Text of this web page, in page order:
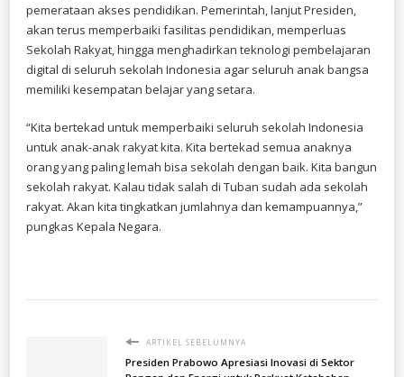
pemerataan akses pendidikan. Pemerintah, lanjut Presiden,
akan terus memperbaiki fasilitas pendidikan, memperluas
Sekolah Rakyat, hingga menghadirkan teknologi pembelajaran
digital di seluruh sekolah Indonesia agar seluruh anak bangsa
memiliki kesempatan belajar yang setara.
“Kita bertekad untuk memperbaiki seluruh sekolah Indonesia
untuk anak-anak rakyat kita. Kita bertekad semua anaknya
orang yang paling lemah bisa sekolah dengan baik. Kita bangun
sekolah rakyat. Kalau tidak salah di Tuban sudah ada sekolah
rakyat. Akan kita tingkatkan jumlahnya dan kemampuannya,”
pungkas Kepala Negara.
ARTIKEL SEBELUMNYA
Presiden Prabowo Apresiasi Inovasi di Sektor